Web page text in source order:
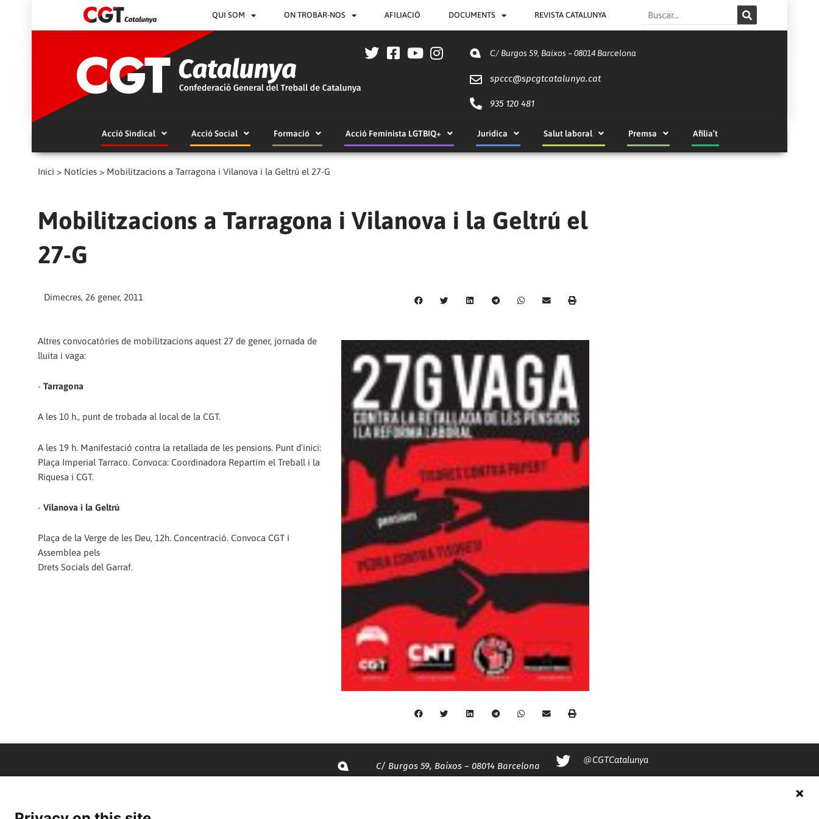
QUI SOM ON TROBAR-NOS AFILIACIÓ DOCUMENTS REVISTA CATALUNYA Search
C/ Burgos 59, Baixos – 08014 Barcelona
spccc@spcgtcatalunya.cat
935 120 481
Acció Sindical Acció Social Formació Acció Feminista LGTBIQ+ Jurídica Salut laboral Premsa Afilia’t
Inici > Notícies > Mobilitzacions a Tarragona i Vilanova i la Geltrú el 27-G
Mobilitzacions a Tarragona i Vilanova i la Geltrú el
27-G
Dimecres, 26 gener, 2011
Altres convocatòries de mobilitzacions aquest 27 de gener, jornada de
lluita i vaga:
- Tarragona
A les 10 h., punt de trobada al local de la CGT.
A les 19 h. Manifestació contra la retallada de les pensions. Punt d'inici:
Plaça Imperial Tarraco. Convoca: Coordinadora Repartim el Treball i la
Riquesa i CGT.
- Vilanova i la Geltrú
Plaça de la Verge de les Deu, 12h. Concentració. Convoca CGT i
Assemblea pels
Drets Socials del Garraf.
C/ Burgos 59, Baixos – 08014 Barcelona
@CGTCatalunya